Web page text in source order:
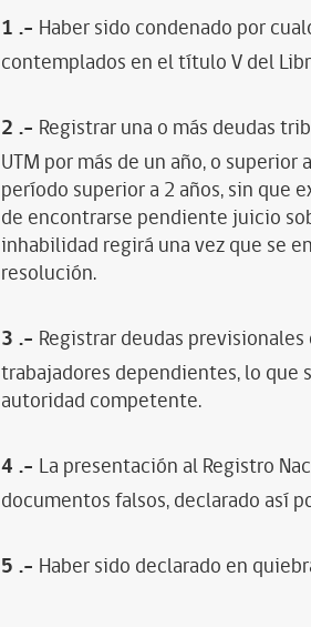
1 .- Haber sido condenado por
contemplados en el título V del
2 .- Registrar una o más deudas
UTM por más de un año, o
período superior a 2 años, sin que
de encontrarse pendiente juicio
inhabilidad regirá una vez que se
resolución.
3 .- Registrar deudas
trabajadores dependientes, lo
autoridad competente.
4 .- La presentación al Registro
documentos falsos, declarado así
5 .- Haber sido declarado en